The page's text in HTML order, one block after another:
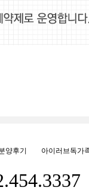
양후기 아이러브독가